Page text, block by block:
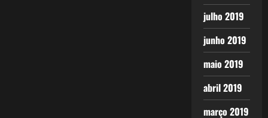
julho 2019
junho 2019
maio 2019
abril 2019
março 2019